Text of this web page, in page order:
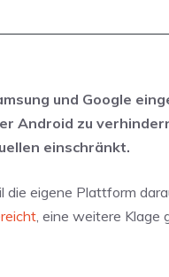
und Google
Android zu
einschränkt.
eigene Plattform
, eine weitere Klage